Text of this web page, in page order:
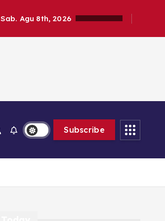
Sab. Agu 8th, 2026
Subscribe